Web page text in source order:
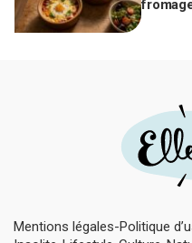
Mentions légales Politique